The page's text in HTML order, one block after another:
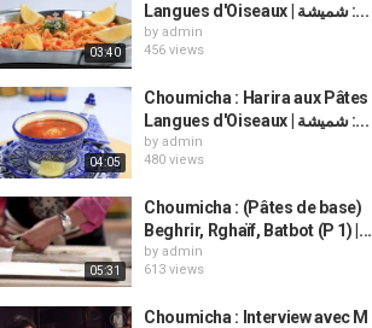
03:40
Langues d'Oiseaux | شميشة :...
by admin
456 views
04:05
Choumicha : Harira aux Pâtes
Langues d'Oiseaux | شميشة :...
by admin
480 views
05:31
Choumicha : (Pâtes de base)
Beghrir, Rghaïf, Batbot (P 1) |...
by admin
613 views
Choumicha : Interview avec M